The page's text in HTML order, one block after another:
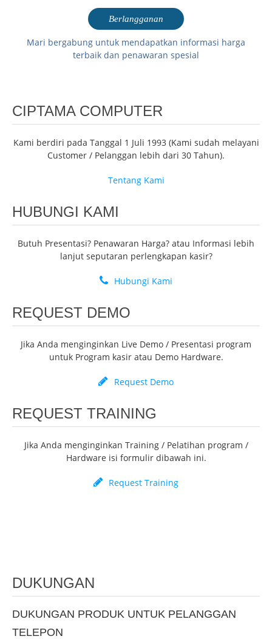
Mari bergabung untuk mendapatkan informasi harga
terbaik dan penawaran spesial
CIPTAMA COMPUTER
Kami berdiri pada Tanggal 1 Juli 1993 (Kami sudah melayani
Customer / Pelanggan lebih dari 30 Tahun).
Tentang Kami
HUBUNGI KAMI
Butuh Presentasi? Penawaran Harga? atau Informasi lebih
lanjut seputaran perlengkapan kasir?
Hubungi Kami
REQUEST DEMO
Jika Anda menginginkan Live Demo / Presentasi program
untuk Program kasir atau Demo Hardware.
Request Demo
REQUEST TRAINING
Jika Anda menginginkan Training / Pelatihan program /
Hardware isi formulir dibawah ini.
Request Training
DUKUNGAN
DUKUNGAN PRODUK UNTUK PELANGGAN
TELEPON